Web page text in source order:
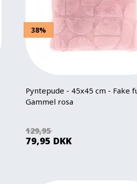
38%
Pyntepude - 45x45 cm - Fake
Gammel rosa
129,95
79,95 DKK